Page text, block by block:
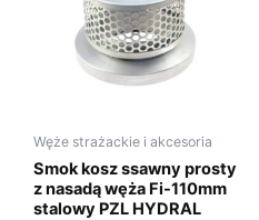
Węże strażackie i akcesoria
Smok kosz ssawny prosty
z nasadą węża Fi-110mm
stalowy PZL HYDRAL